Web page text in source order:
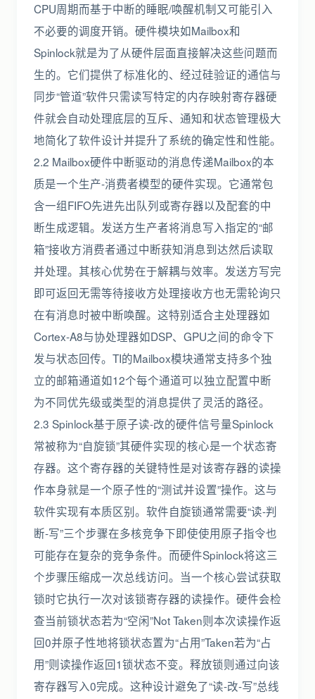
CPU周期而基于中断的睡眠/唤醒机制又可能引入
不必要的调度开销。硬件模块如Mailbox和
Spinlock就是为了从硬件层面直接解决这些问题而
生的。它们提供了标准化的、经过硅验证的通信与
同步“管道”软件只需读写特定的内存映射寄存器硬
件就会自动处理底层的互斥、通知和状态管理极大
地简化了软件设计并提升了系统的确定性和性能。
2.2 Mailbox硬件中断驱动的消息传递Mailbox的本
质是一个生产-消费者模型的硬件实现。它通常包
含一组FIFO先进先出队列或寄存器以及配套的中
断生成逻辑。发送方生产者将消息写入指定的“邮
箱”接收方消费者通过中断获知消息到达然后读取
并处理。其核心优势在于解耦与效率。发送方写完
即可返回无需等待接收方处理接收方也无需轮询只
在有消息时被中断唤醒。这特别适合主处理器如
Cortex-A8与协处理器如DSP、GPU之间的命令下
发与状态回传。TI的Mailbox模块通常支持多个独
立的邮箱通道如12个每个通道可以独立配置中断
为不同优先级或类型的消息提供了灵活的路径。
2.3 Spinlock基于原子读-改的硬件信号量Spinlock
常被称为“自旋锁”其硬件实现的核心是一个状态寄
存器。这个寄存器的关键特性是对该寄存器的读操
作本身就是一个原子性的“测试并设置”操作。这与
软件实现有本质区别。软件自旋锁通常需要“读-判
断-写”三个步骤在多核竞争下即使使用原子指令也
可能存在复杂的竞争条件。而硬件Spinlock将这三
个步骤压缩成一次总线访问。当一个核心尝试获取
锁时它执行一次对该锁寄存器的读操作。硬件会检
查当前锁状态若为“空闲”Not Taken则本次读操作返
回0并原子性地将锁状态置为“占用”Taken若为“占
用”则读操作返回1锁状态不变。释放锁则通过向该
寄存器写入0完成。这种设计避免了“读-改-写”总线